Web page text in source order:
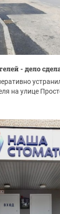
- дело
на улице